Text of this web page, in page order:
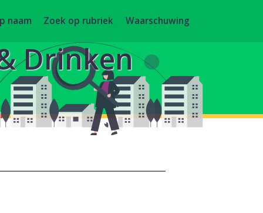
naam Zoek op rubriek Waarschuwing
Drinken